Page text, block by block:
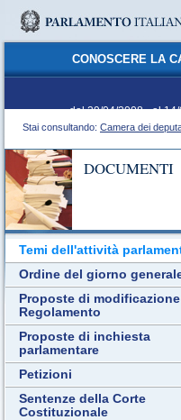
dal 29/04/2008 - al
CONOSCERE LA
Stai consultando: Camera dei
DOCUMENTI
Temi dell'attività
Ordine del giorno
Proposte di modificazione
Regolamento
Proposte di inchiesta
parlamentare
Petizioni
Sentenze della Corte
Costituzionale